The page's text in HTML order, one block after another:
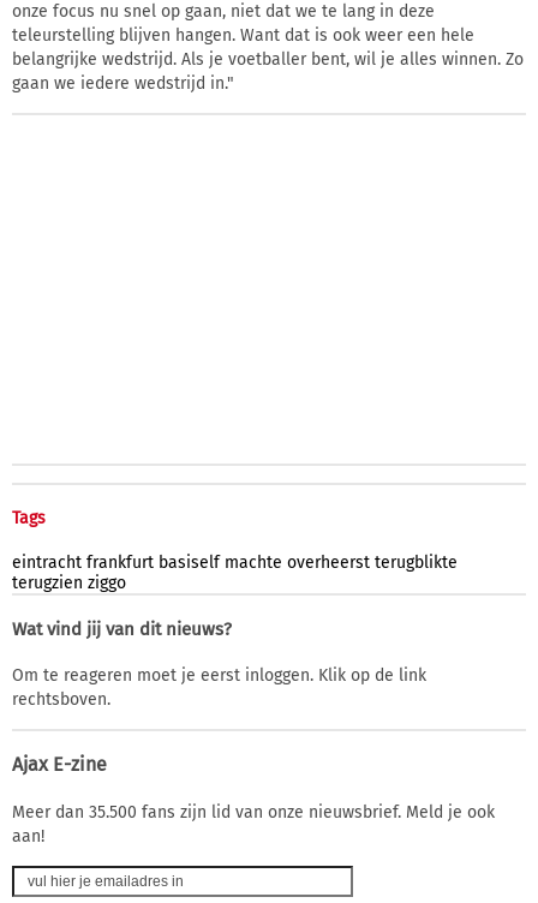
onze focus nu snel op gaan, niet dat we te lang in deze
teleurstelling blijven hangen. Want dat is ook weer een hele
belangrijke wedstrijd. Als je voetballer bent, wil je alles winnen. Zo
gaan we iedere wedstrijd in."
Tags
eintracht frankfurt basiself machte overheerst terugblikte
terugzien ziggo
Wat vind jij van dit nieuws?
Om te reageren moet je eerst inloggen. Klik op de link
rechtsboven.
Ajax E-zine
Meer dan 35.500 fans zijn lid van onze nieuwsbrief. Meld je ook
aan!